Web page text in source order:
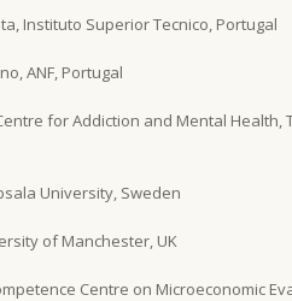
Instituto Superior Tecnico, Portugal
ANF, Portugal
for Addiction and Mental
University, Sweden
of Manchester, UK
Centre on Microeconomic